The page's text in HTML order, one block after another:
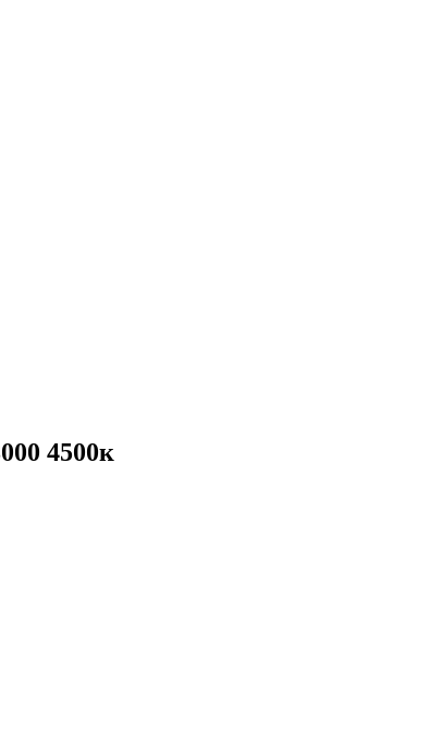
4500к